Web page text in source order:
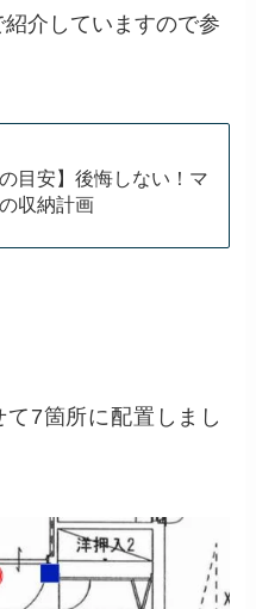
介していますので参
の目安】後悔しない！マ
収納計画
7箇所に配置しまし